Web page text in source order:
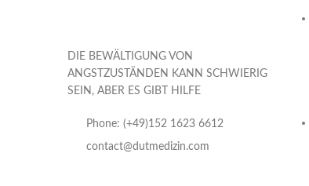
DIE BEWÄLTIGUNG VON
ANGSTZUSTÄNDEN KANN SCHWIERIG
SEIN, ABER ES GIBT HILFE
Phone: (+49)152 1623 6612
contact@dutmedizin.com